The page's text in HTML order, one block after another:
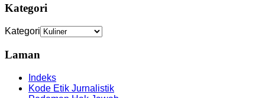
Kategori
Kategori
Laman
Indeks
Kode Etik Jurnalistik